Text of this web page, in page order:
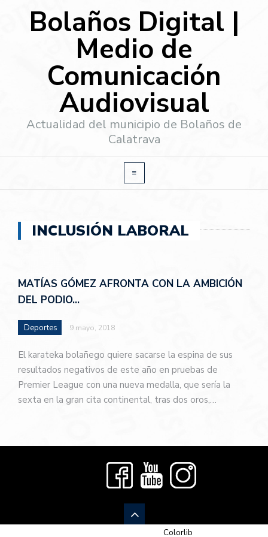
Bolaños Digital |
Medio de
Comunicación
Audiovisual
Actualidad del municipio de Bolaños de
Calatrava
INCLUSIÓN LABORAL
MATÍAS GÓMEZ AFRONTA CON LA AMBICIÓN
DEL PODIO…
Deportes 9 mayo, 2018
El karateka bolañego quiere sacarse la espina de sus
resultados negativos de este año en pruebas de
Premier League con una nueva medalla, que sería la
sexta en la gran cita continental, tras dos oros,…
Colorlib